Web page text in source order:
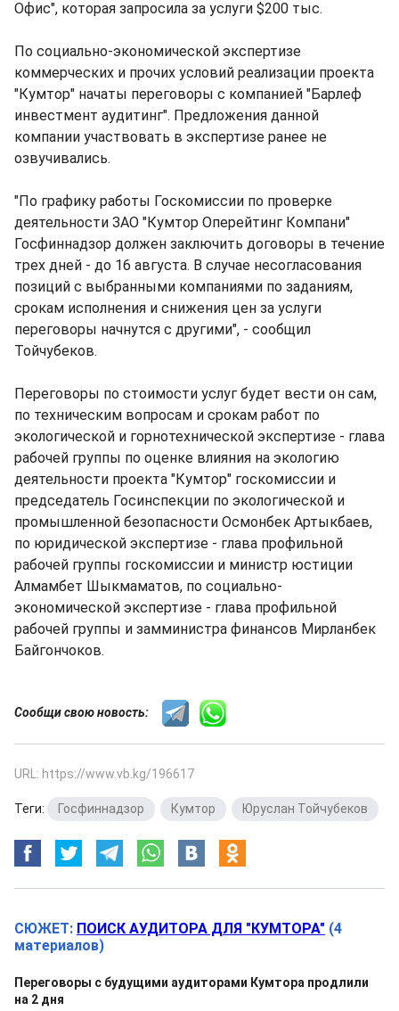
Офис", которая запросила за услуги $200 тыс.
По социально-экономической экспертизе
коммерческих и прочих условий реализации проекта
"Кумтор" начаты переговоры с компанией "Барлеф
инвестмент аудитинг". Предложения данной
компании участвовать в экспертизе ранее не
озвучивались.
"По графику работы Госкомиссии по проверке
деятельности ЗАО "Кумтор Оперейтинг Компани"
Госфиннадзор должен заключить договоры в течение
трех дней - до 16 августа. В случае несогласования
позиций с выбранными компаниями по заданиям,
срокам исполнения и снижения цен за услуги
переговоры начнутся с другими", - сообщил
Тойчубеков.
Переговоры по стоимости услуг будет вести он сам,
по техническим вопросам и срокам работ по
экологической и горнотехнической экспертизе - глава
рабочей группы по оценке влияния на экологию
деятельности проекта "Кумтор" госкомиссии и
председатель Госинспекции по экологической и
промышленной безопасности Осмонбек Артыкбаев,
по юридической экспертизе - глава профильной
рабочей группы госкомиссии и министр юстиции
Алмамбет Шыкмаматов, по социально-
экономической экспертизе - глава профильной
рабочей группы и замминистра финансов Мирланбек
Байгончоков.
Сообщи свою новость:
URL: https://www.vb.kg/196617
Теги: Госфиннадзор Кумтор Юруслан Тойчубеков
СЮЖЕТ: ПОИСК АУДИТОРА ДЛЯ "КУМТОРА" (4
материалов)
Переговоры с будущими аудиторами Кумтора продлили
на 2 дня